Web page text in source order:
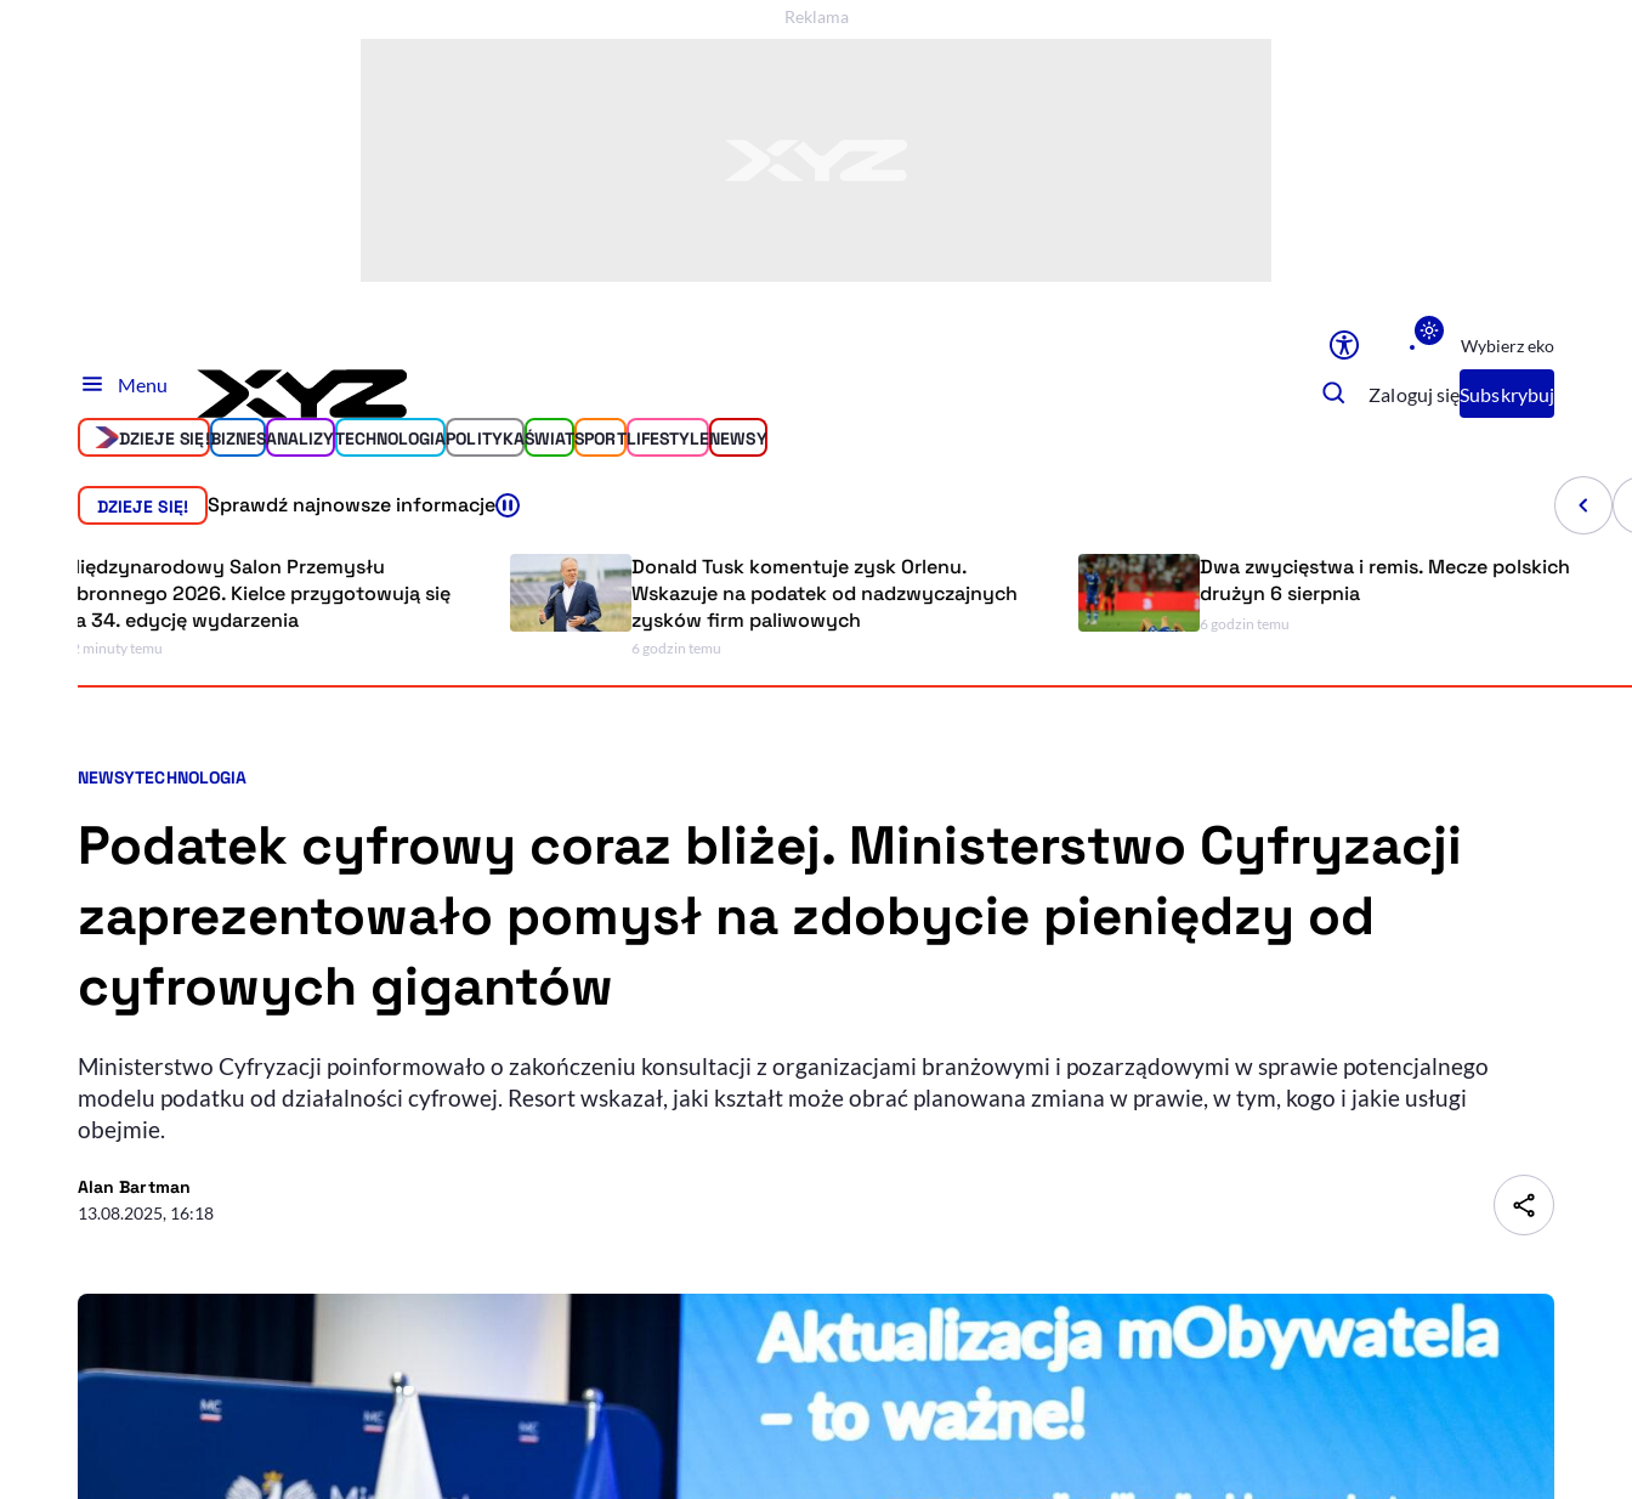
Sprawdź, jak i dlaczego zwiększamy dostępność
Wybierz eko
Menu Zaloguj sięSubskrybuj
DZIEJE SIĘ!BIZNESANALIZYTECHNOLOGIAPOLITYKAŚWIATSPORTLIFESTYLENEWSY
DZIEJE SIĘ! Sprawdź najnowsze informacje
Międzynarodowy Salon Przemysłu
Obronnego 2026. Kielce przygotowują się
na 34. edycję wydarzenia
22 minuty temu
Donald Tusk komentuje zysk Orlenu.
Wskazuje na podatek od nadzwyczajnych
zysków firm paliwowych
6 godzin temu
Dwa zwycięstwa i remis. Mecze polskich
drużyn 6 sierpnia
6 godzin temu
Kategorie artykułu:
NEWSYTECHNOLOGIA
Podatek cyfrowy coraz bliżej. Ministerstwo Cyfryzacji
zaprezentowało pomysł na zdobycie pieniędzy od
cyfrowych gigantów
Ministerstwo Cyfryzacji poinformowało o zakończeniu konsultacji z organizacjami branżowymi i pozarządowymi w sprawie potencjalnego
modelu podatku od działalności cyfrowej. Resort wskazał, jaki kształt może obrać planowana zmiana w prawie, w tym, kogo i jakie usługi
obejmie.
Alan Bartman- autor artykułu - profil
13.08.2025, 16:18